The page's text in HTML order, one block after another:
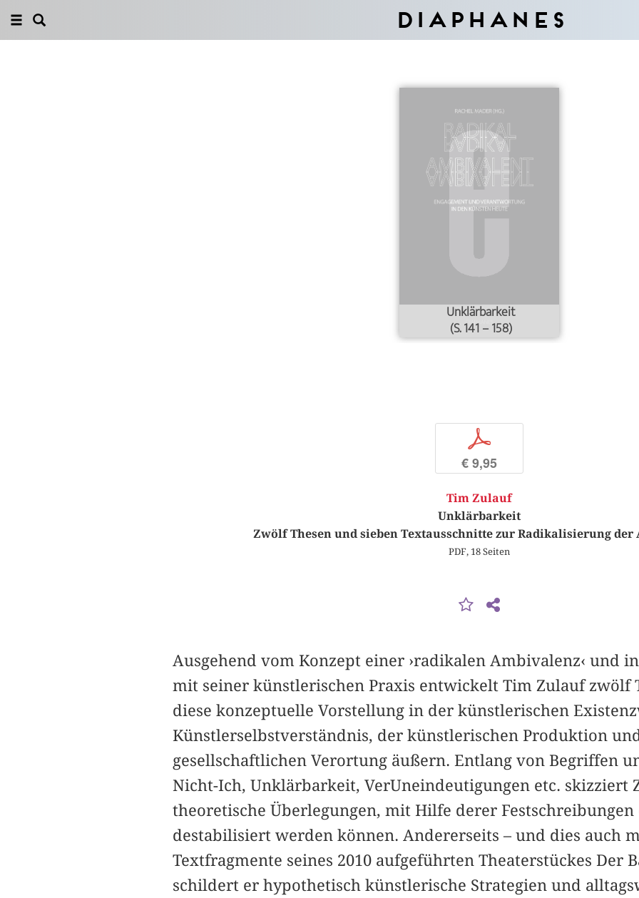
Diaphanes
Unklärbarkeit
(S. 141 – 158)
p
€ 9,95
Tim Zulauf
Unklärbarkeit
Zwölf Thesen und sieben Textausschnitte zur Radikalisierung der
PDF, 18 Seiten
Ausgehend vom Konzept einer ›radikalen Ambivalenz‹ und
mit seiner künstlerischen Praxis entwickelt Tim Zulauf zwölf
diese konzeptuelle Vorstellung in der künstlerischen
Künstlerselbstverständnis, der künstlerischen Produktion
gesellschaftlichen Verortung äußern. Entlang von Begriffen
Nicht-Ich, Unklärbarkeit, VerUneindeutigungen etc. skizziert
theoretische Überlegungen, mit Hilfe derer
destabilisiert werden können. Andererseits – und dies auch
Textfragmente seines 2010 aufgeführten Theaterstückes Der
schildert er hypothetisch künstlerische Strategien und